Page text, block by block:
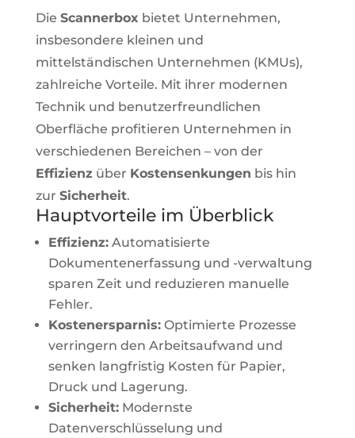
Die Scannerbox bietet Unternehmen,
insbesondere kleinen und
mittelständischen Unternehmen (KMUs),
zahlreiche Vorteile. Mit ihrer modernen
Technik und benutzerfreundlichen
Oberfläche profitieren Unternehmen in
verschiedenen Bereichen – von der
Effizienzüber Kostensenkungen bis hin
zur Sicherheit.
Hauptvorteile im Überblick
Effizienz:Automatisierte
Dokumentenerfassung und -verwaltung
sparen Zeit und reduzieren manuelle
Fehler.
Kostenersparnis:Optimierte Prozesse
verringern den Arbeitsaufwand und
senken langfristig Kosten für Papier,
Druck und Lagerung.
Sicherheit:Modernste
Datenverschlüsselung und